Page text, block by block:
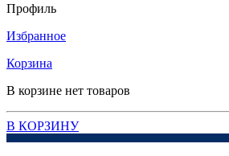
Профиль
Избранное
Корзина
В корзине нет товаров
В КОРЗИНУ